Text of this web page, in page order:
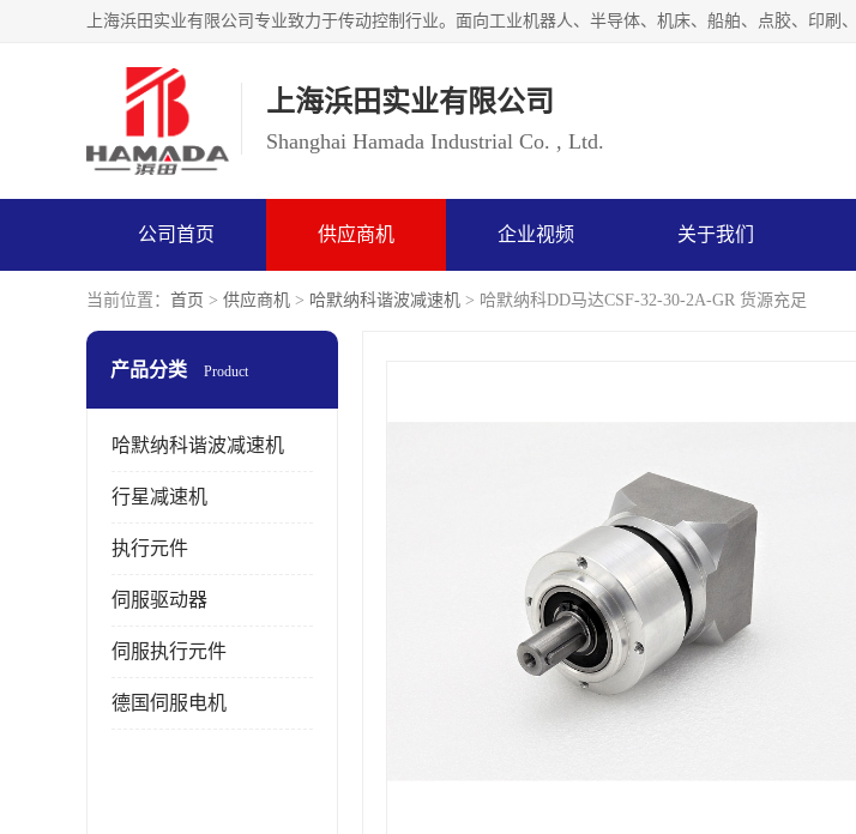
上海浜田实业有限公司
Shanghai Hamada Industrial Co. , Ltd.
公司首页 供应商机 企业视频 关于我们
当前位置： 首页 > 供应商机 > 哈默纳科谐波减速机 > 哈默纳科DD马达CSF-32-30-2A-GR 货源充足
产品分类 Product
哈默纳科谐波减速机
行星减速机
执行元件
伺服驱动器
伺服执行元件
德国伺服电机